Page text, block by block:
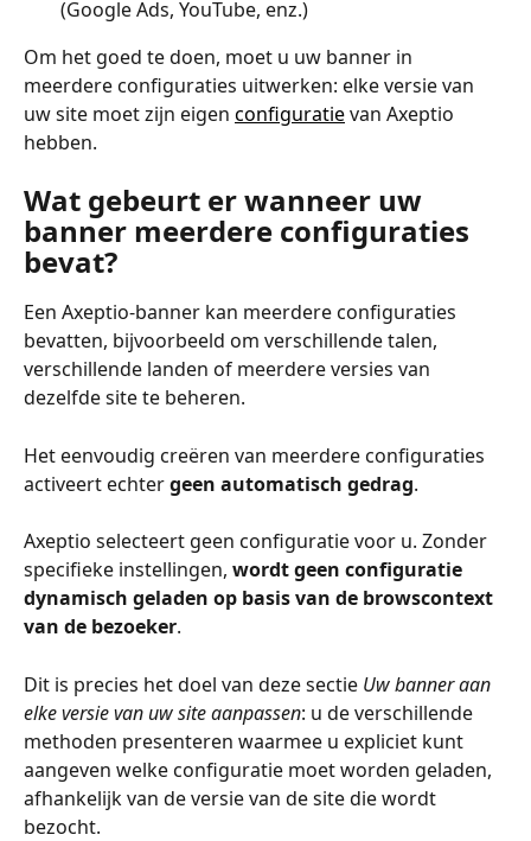
(Google Ads, YouTube, enz.)
Om het goed te doen, moet u uw banner in
meerdere configuraties uitwerken: elke versie van
uw site moet zijn eigen configuratie van Axeptio
hebben.
Wat gebeurt er wanneer uw
banner meerdere configuraties
bevat?
Een Axeptio-banner kan meerdere configuraties
bevatten, bijvoorbeeld om verschillende talen,
verschillende landen of meerdere versies van
dezelfde site te beheren.
Het eenvoudig creëren van meerdere configuraties
activeert echter geen automatisch gedrag.
Axeptio selecteert geen configuratie voor u. Zonder
specifieke instellingen, wordt geen configuratie
dynamisch geladen op basis van de browscontext
van de bezoeker.
Dit is precies het doel van deze sectie Uw banner aan
elke versie van uw site aanpassen: u de verschillende
methoden presenteren waarmee u expliciet kunt
aangeven welke configuratie moet worden geladen,
afhankelijk van de versie van de site die wordt
bezocht.